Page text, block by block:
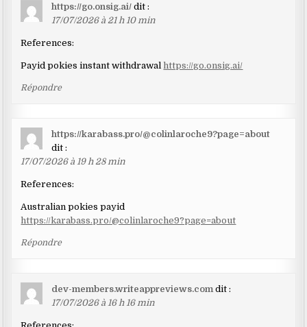
https://go.onsig.ai/ dit :
17/07/2026 à 21 h 10 min
References:
Payid pokies instant withdrawal https://go.onsig.ai/
Répondre
https://karabass.pro/@colinlaroche9?page=about
dit :
17/07/2026 à 19 h 28 min
References:
Australian pokies payid
https://karabass.pro/@colinlaroche9?page=about
Répondre
dev-members.writeappreviews.com dit :
17/07/2026 à 16 h 16 min